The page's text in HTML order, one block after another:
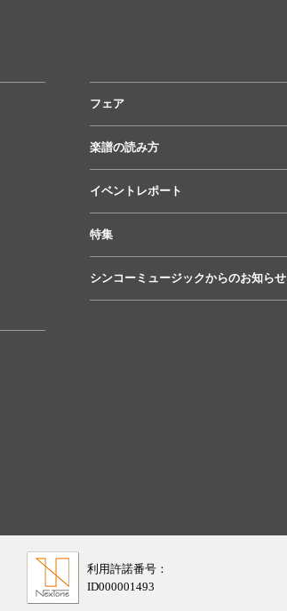
フェア
楽譜の読み方
イベントレポート
特集
シンコーミュージックからのお知らせ
利用許諾番号：
ID000001493